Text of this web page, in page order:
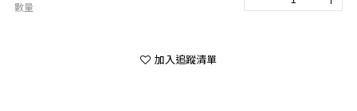
數量
加入追蹤清單